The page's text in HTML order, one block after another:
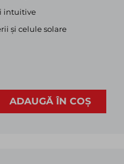
intuitive
și celule solare
ADAUGĂ ÎN COȘ